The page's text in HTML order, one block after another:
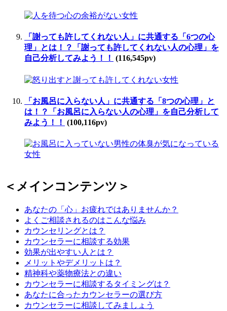
「謝っても許してくれない人」に共通する「6つの心
理」とは！？「謝っても許してくれない人の心理」を
自己分析してみよう！！ (116,545pv)
「お風呂に入らない人」に共通する「8つの心理」と
は！？「お風呂に入らない人の心理」を自己分析して
みよう！！ (100,116pv)
＜メインコンテンツ＞
あなたの「心」お疲れではありませんか？
よくご相談されるのはこんな悩み
カウンセリングとは？
カウンセラーに相談する効果
効果が出やすい人とは？
メリットやデメリットは？
精神科や薬物療法との違い
カウンセラーに相談するタイミングは？
あなたに合ったカウンセラーの選び方
カウンセラーに相談してみましょう